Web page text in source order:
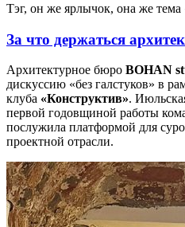
Тэг, он же ярлычок, она же тема
За что держаться
Архитектурное бюро BOHAN
дискуссию «без галстуков» в
клуба «Конструктив».
первой годовщиной работы
послужила платформой для
проектной отрасли.